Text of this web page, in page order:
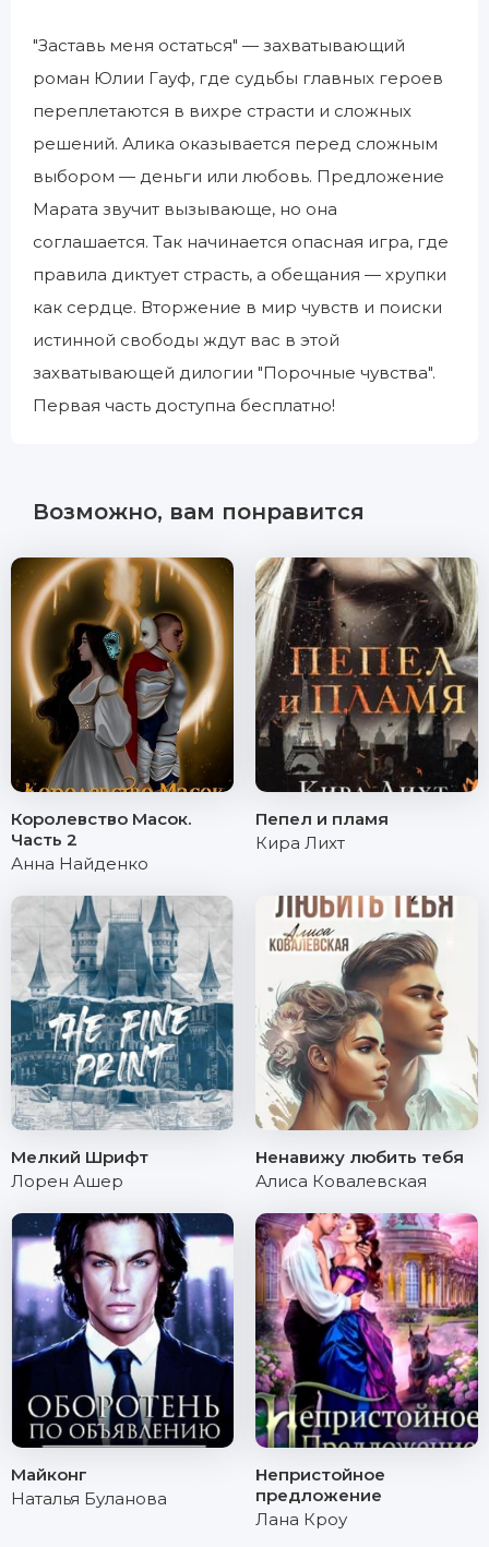
"Заставь меня остаться" — захватывающий
роман Юлии Гауф, где судьбы главных героев
переплетаются в вихре страсти и сложных
решений. Алика оказывается перед сложным
выбором — деньги или любовь. Предложение
Марата звучит вызывающе, но она
соглашается. Так начинается опасная игра, где
правила диктует страсть, а обещания — хрупки
как сердце. Вторжение в мир чувств и поиски
истинной свободы ждут вас в этой
захватывающей дилогии "Порочные чувства".
Первая часть доступна бесплатно!
Возможно, вам понравится
Королевство Масок.
Часть 2
Анна Найденко
Пепел и пламя
Кира Лихт
Мелкий Шрифт
Лорен Ашер
Ненавижу любить тебя
Алиса Ковалевская
Майконг
Наталья Буланова
Непристойное
предложение
Лана Кроу